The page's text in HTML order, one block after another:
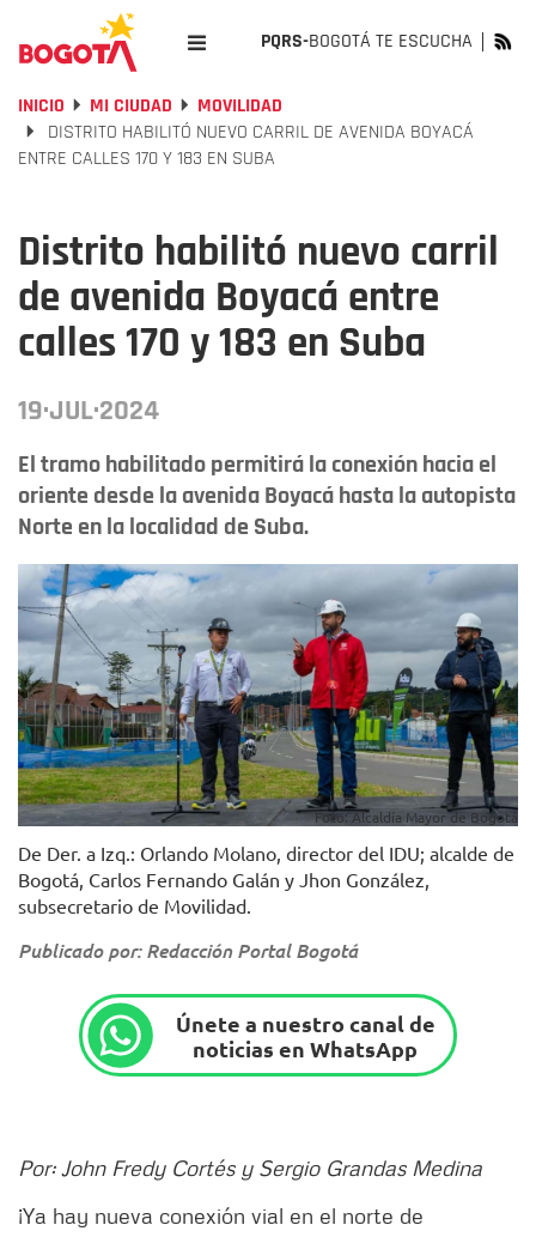
PQRS-BOGOTÁ TE ESCUCHA
INICIO MI CIUDAD
MOVILIDAD
DISTRITO HABILITÓ NUEVO CARRIL DE AVENIDA BOYACÁ
ENTRE CALLES 170 Y 183 EN SUBA
Distrito habilitó nuevo carril
de avenida Boyacá entre
calles 170 y 183 en Suba
19·JUL·2024
El tramo habilitado permitirá la conexión hacia el
oriente desde la avenida Boyacá hasta la autopista
Norte en la localidad de Suba.
Foto: Alcaldía Mayor de Bogotá
De Der. a Izq.: Orlando Molano, director del IDU; alcalde de
Bogotá, Carlos Fernando Galán y Jhon González,
subsecretario de Movilidad.
Publicado por: Redacción Portal Bogotá
Únete a nuestro canal de
noticias en WhatsApp
Por: John Fredy Cortés y Sergio Grandas Medina
¡Ya hay nueva conexión vial en el norte de